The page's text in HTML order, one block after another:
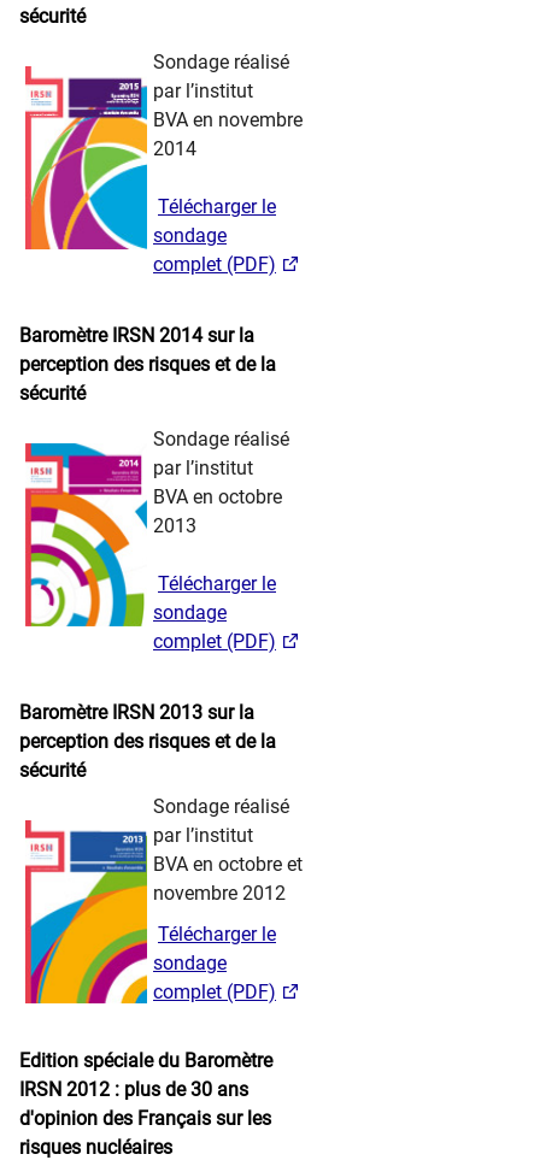
sécurité
Sondage réalisé
par l’institut
BVA en novembre
2014
Télécharger le
sondage
complet (PDF)
Baromètre IRSN 2014 sur la
perception des risques et de la
sécurité
Sondage réalisé
par l’institut
BVA en octobre
2013
Télécharger le
sondage
complet (PDF)
Baromètre IRSN 2013 sur la
perception des risques et de la
sécurité
Sondage réalisé
par l’institut
BVA en octobre et
novembre 2012
Télécharger le
sondage
complet (PDF)
Edition spéciale du Baromètre
IRSN 2012 : plus de 30 ans
d'opinion des Français sur les
risques nucléaires